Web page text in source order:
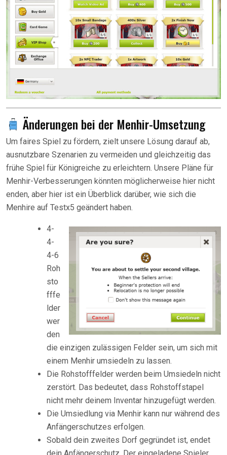
Änderungen bei der Menhir-Umsetzung
Um faires Spiel zu fördern, zielt unsere Lösung darauf ab,
ausnutzbare Szenarien zu vermeiden und gleichzeitig das
frühe Spiel für Königreiche zu erleichtern. Unsere Pläne für
Menhir-Verbesserungen könnten möglicherweise hier nicht
enden, aber hier ist ein Überblick darüber, wie sich die
Menhire auf Testx5 geändert haben.
4-
4-
4-6
Roh
sto
fffe
lder
wer
den
die einzigen zulässigen Felder sein, um sich mit
einem Menhir umsiedeln zu lassen.
Die Rohstofffelder werden beim Umsiedeln nicht
zerstört. Das bedeutet, dass Rohstoffstapel
nicht mehr deinem Inventar hinzugefügt werden.
Die Umsiedlung via Menhir kann nur während des
Anfängerschutzes erfolgen.
Sobald dein zweites Dorf gegründet ist, endet